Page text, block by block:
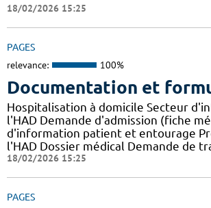
18/02/2026 15:25
PAGES
relevance: 100%
Documentation et
Hospitalisation à domicile Secteur
l'HAD Demande d'admission (fiche
d'information patient et entourage
l'HAD Dossier médical Demande de
18/02/2026 15:25
PAGES